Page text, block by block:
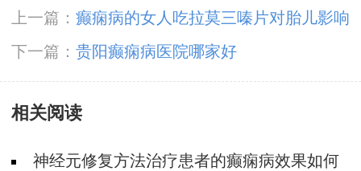
上一篇： 癫痫病的女人吃拉莫三嗪片对胎儿影响
有多大
下一篇： 贵阳癫痫病医院哪家好
相关阅读
神经元修复方法治疗患者的癫痫病效果如何